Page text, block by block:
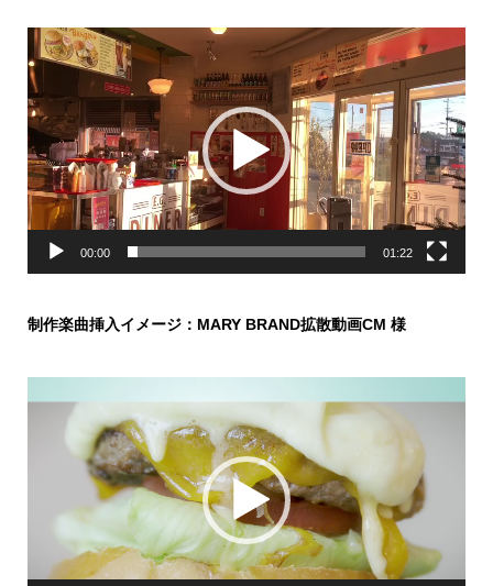
動
画
プ
レ
ー
ヤ
ー
00:00 01:22
制作楽曲挿入イメージ：MARY BRAND拡散動画CM 様
ー